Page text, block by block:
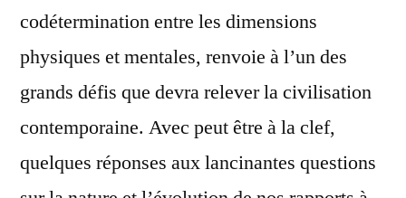
codétermination entre les dimensions
physiques et mentales, renvoie à l’un des
grands défis que devra relever la civilisation
contemporaine. Avec peut être à la clef,
quelques réponses aux lancinantes questions